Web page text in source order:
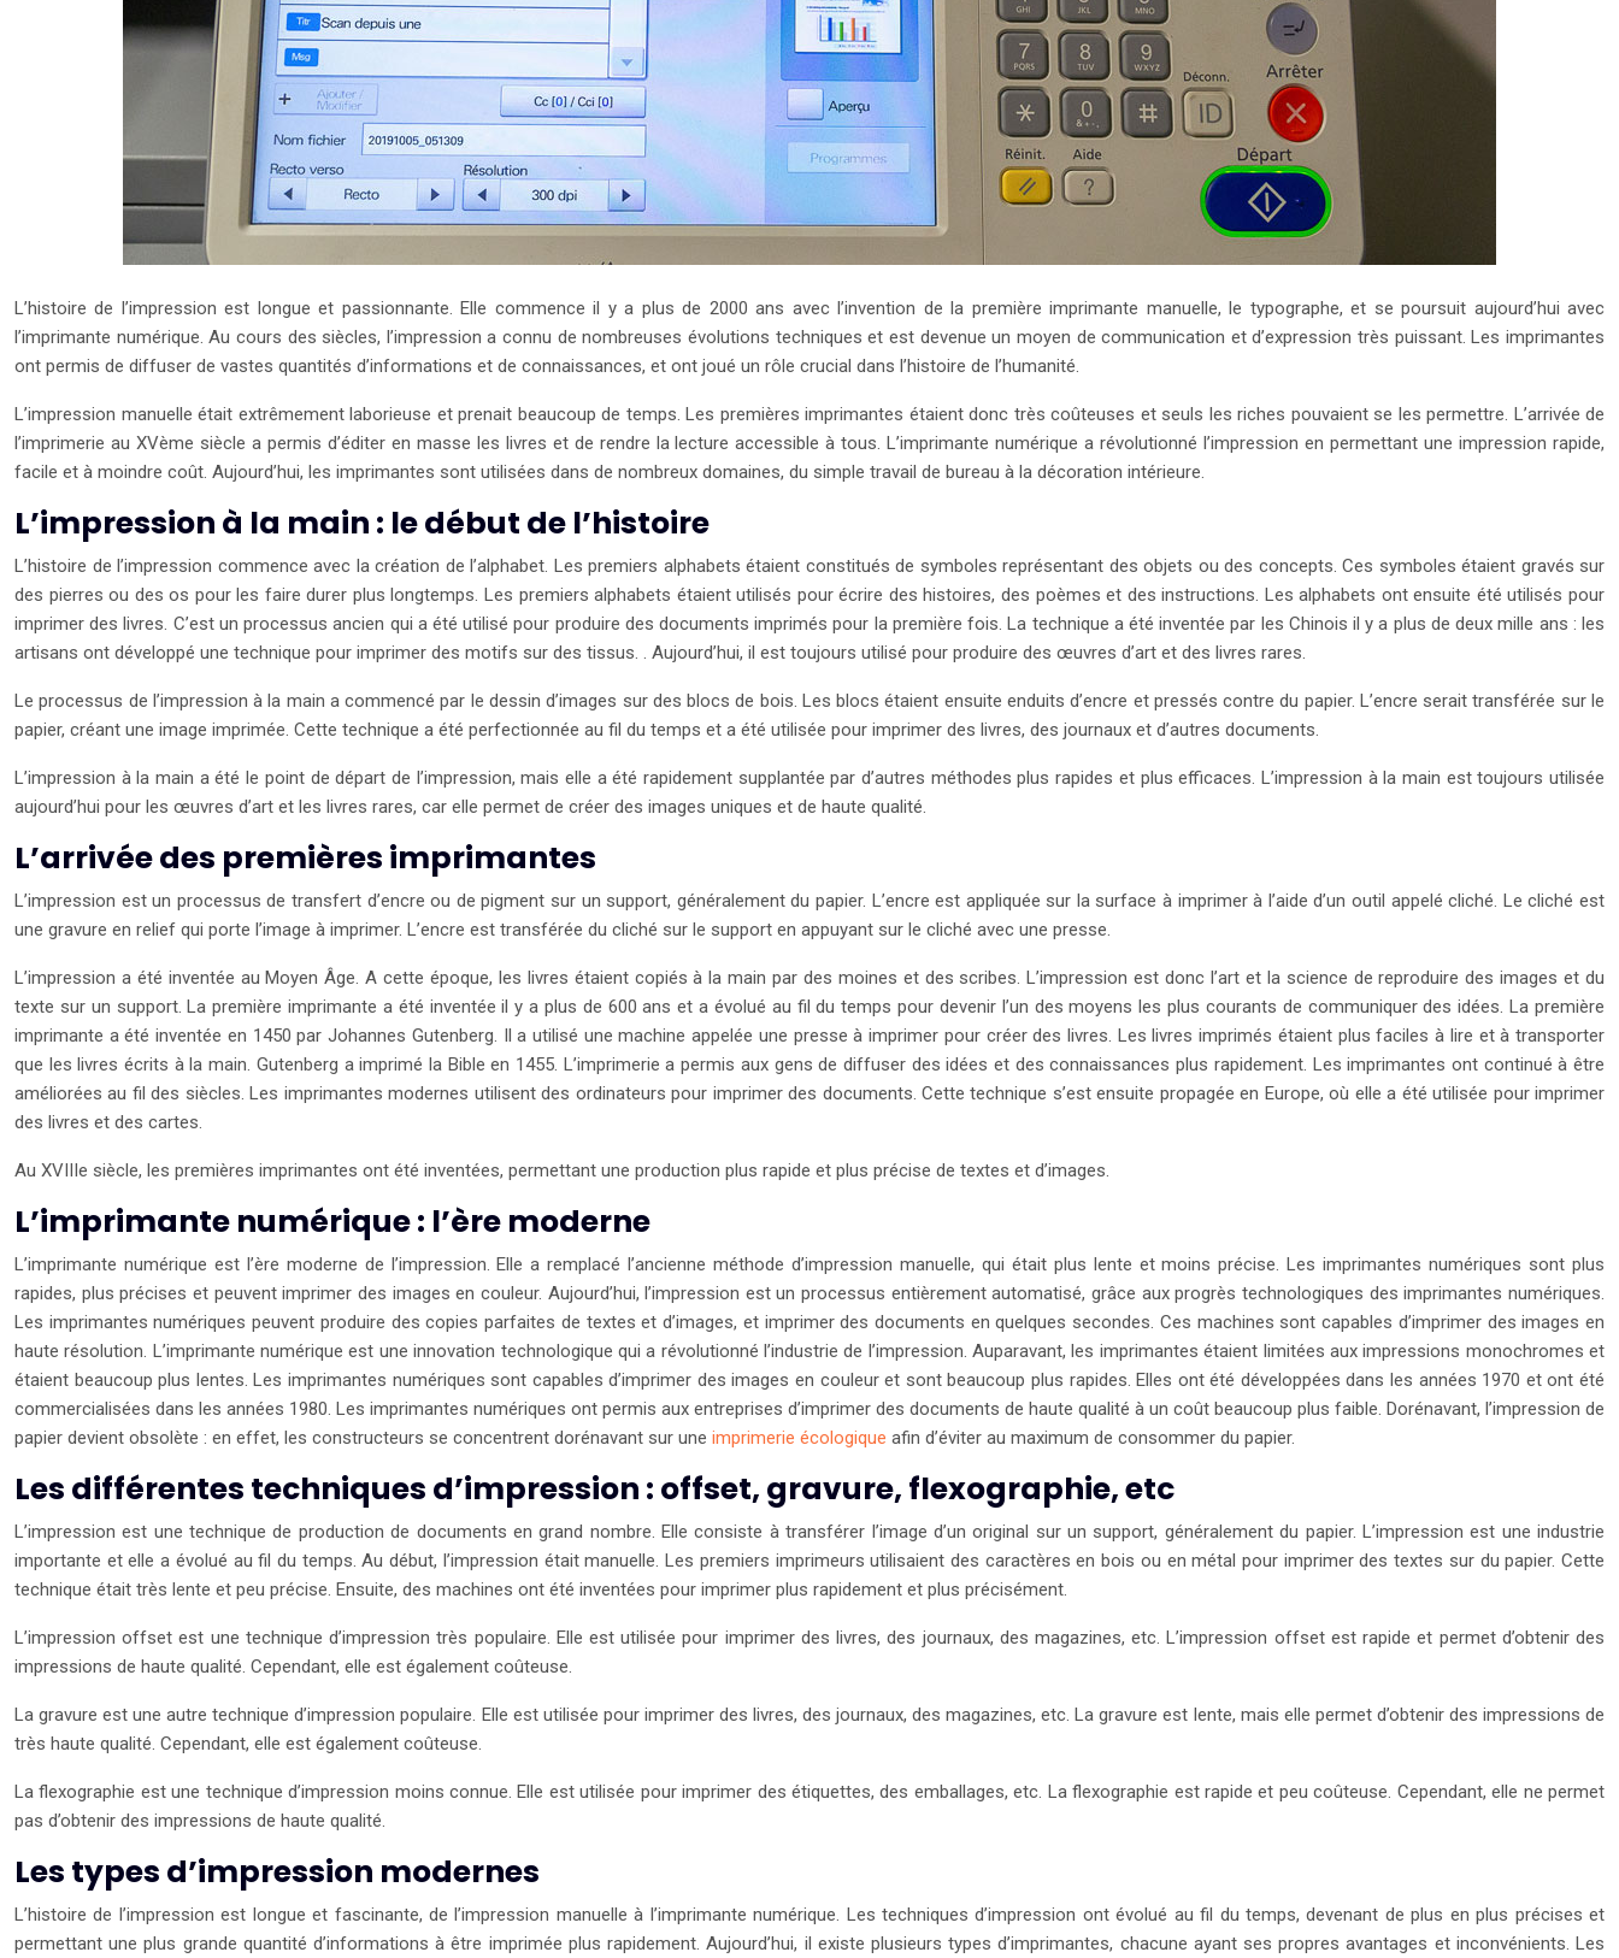
L’histoire de l’impression est longue et passionnante. Elle commence il y a plus de 2000 ans avec l’invention de la première imprimante manuelle, le typographe, et se poursuit aujourd’hui avec
l’imprimante numérique. Au cours des siècles, l’impression a connu de nombreuses évolutions techniques et est devenue un moyen de communication et d’expression très puissant. Les imprimantes
ont permis de diffuser de vastes quantités d’informations et de connaissances, et ont joué un rôle crucial dans l’histoire de l’humanité.
L’impression manuelle était extrêmement laborieuse et prenait beaucoup de temps. Les premières imprimantes étaient donc très coûteuses et seuls les riches pouvaient se les permettre. L’arrivée de
l’imprimerie au XVème siècle a permis d’éditer en masse les livres et de rendre la lecture accessible à tous. L’imprimante numérique a révolutionné l’impression en permettant une impression rapide,
facile et à moindre coût. Aujourd’hui, les imprimantes sont utilisées dans de nombreux domaines, du simple travail de bureau à la décoration intérieure.
L’impression à la main : le début de l’histoire
L’histoire de l’impression commence avec la création de l’alphabet. Les premiers alphabets étaient constitués de symboles représentant des objets ou des concepts. Ces symboles étaient gravés sur
des pierres ou des os pour les faire durer plus longtemps. Les premiers alphabets étaient utilisés pour écrire des histoires, des poèmes et des instructions. Les alphabets ont ensuite été utilisés pour
imprimer des livres. C’est un processus ancien qui a été utilisé pour produire des documents imprimés pour la première fois. La technique a été inventée par les Chinois il y a plus de deux mille ans : les
artisans ont développé une technique pour imprimer des motifs sur des tissus. . Aujourd’hui, il est toujours utilisé pour produire des œuvres d’art et des livres rares.
Le processus de l’impression à la main a commencé par le dessin d’images sur des blocs de bois. Les blocs étaient ensuite enduits d’encre et pressés contre du papier. L’encre serait transférée sur le
papier, créant une image imprimée. Cette technique a été perfectionnée au fil du temps et a été utilisée pour imprimer des livres, des journaux et d’autres documents.
L’impression à la main a été le point de départ de l’impression, mais elle a été rapidement supplantée par d’autres méthodes plus rapides et plus efficaces. L’impression à la main est toujours utilisée
aujourd’hui pour les œuvres d’art et les livres rares, car elle permet de créer des images uniques et de haute qualité.
L’arrivée des premières imprimantes
L’impression est un processus de transfert d’encre ou de pigment sur un support, généralement du papier. L’encre est appliquée sur la surface à imprimer à l’aide d’un outil appelé cliché. Le cliché est
une gravure en relief qui porte l’image à imprimer. L’encre est transférée du cliché sur le support en appuyant sur le cliché avec une presse.
L’impression a été inventée au Moyen Âge. A cette époque, les livres étaient copiés à la main par des moines et des scribes. L’impression est donc l’art et la science de reproduire des images et du
texte sur un support. La première imprimante a été inventée il y a plus de 600 ans et a évolué au fil du temps pour devenir l’un des moyens les plus courants de communiquer des idées. La première
imprimante a été inventée en 1450 par Johannes Gutenberg. Il a utilisé une machine appelée une presse à imprimer pour créer des livres. Les livres imprimés étaient plus faciles à lire et à transporter
que les livres écrits à la main. Gutenberg a imprimé la Bible en 1455. L’imprimerie a permis aux gens de diffuser des idées et des connaissances plus rapidement. Les imprimantes ont continué à être
améliorées au fil des siècles. Les imprimantes modernes utilisent des ordinateurs pour imprimer des documents. Cette technique s’est ensuite propagée en Europe, où elle a été utilisée pour imprimer
des livres et des cartes.
Au XVIIIe siècle, les premières imprimantes ont été inventées, permettant une production plus rapide et plus précise de textes et d’images.
L’imprimante numérique : l’ère moderne
L’imprimante numérique est l’ère moderne de l’impression. Elle a remplacé l’ancienne méthode d’impression manuelle, qui était plus lente et moins précise. Les imprimantes numériques sont plus
rapides, plus précises et peuvent imprimer des images en couleur. Aujourd’hui, l’impression est un processus entièrement automatisé, grâce aux progrès technologiques des imprimantes numériques.
Les imprimantes numériques peuvent produire des copies parfaites de textes et d’images, et imprimer des documents en quelques secondes. Ces machines sont capables d’imprimer des images en
haute résolution. L’imprimante numérique est une innovation technologique qui a révolutionné l’industrie de l’impression. Auparavant, les imprimantes étaient limitées aux impressions monochromes et
étaient beaucoup plus lentes. Les imprimantes numériques sont capables d’imprimer des images en couleur et sont beaucoup plus rapides. Elles ont été développées dans les années 1970 et ont été
commercialisées dans les années 1980. Les imprimantes numériques ont permis aux entreprises d’imprimer des documents de haute qualité à un coût beaucoup plus faible. Dorénavant, l’impression de
papier devient obsolète : en effet, les constructeurs se concentrent dorénavant sur une imprimerie écologique afin d’éviter au maximum de consommer du papier.
Les différentes techniques d’impression : offset, gravure, flexographie, etc
L’impression est une technique de production de documents en grand nombre. Elle consiste à transférer l’image d’un original sur un support, généralement du papier. L’impression est une industrie
importante et elle a évolué au fil du temps. Au début, l’impression était manuelle. Les premiers imprimeurs utilisaient des caractères en bois ou en métal pour imprimer des textes sur du papier. Cette
technique était très lente et peu précise. Ensuite, des machines ont été inventées pour imprimer plus rapidement et plus précisément.
L’impression offset est une technique d’impression très populaire. Elle est utilisée pour imprimer des livres, des journaux, des magazines, etc. L’impression offset est rapide et permet d’obtenir des
impressions de haute qualité. Cependant, elle est également coûteuse.
La gravure est une autre technique d’impression populaire. Elle est utilisée pour imprimer des livres, des journaux, des magazines, etc. La gravure est lente, mais elle permet d’obtenir des impressions de
très haute qualité. Cependant, elle est également coûteuse.
La flexographie est une technique d’impression moins connue. Elle est utilisée pour imprimer des étiquettes, des emballages, etc. La flexographie est rapide et peu coûteuse. Cependant, elle ne permet
pas d’obtenir des impressions de haute qualité.
Les types d’impression modernes
L’histoire de l’impression est longue et fascinante, de l’impression manuelle à l’imprimante numérique. Les techniques d’impression ont évolué au fil du temps, devenant de plus en plus précises et
permettant une plus grande quantité d’informations à être imprimée plus rapidement. Aujourd’hui, il existe plusieurs types d’imprimantes, chacune ayant ses propres avantages et inconvénients. Les